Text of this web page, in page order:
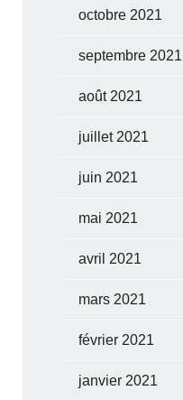
octobre 2021
septembre 2021
août 2021
juillet 2021
juin 2021
mai 2021
avril 2021
mars 2021
février 2021
janvier 2021